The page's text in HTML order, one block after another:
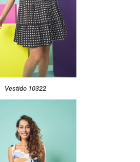
Vestido 10322